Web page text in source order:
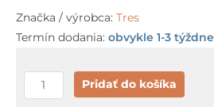
Značka / výrobca: Tres
Termín dodania: obvykle 1-3 týždne
množstvo
Tres
Pridať do košíka